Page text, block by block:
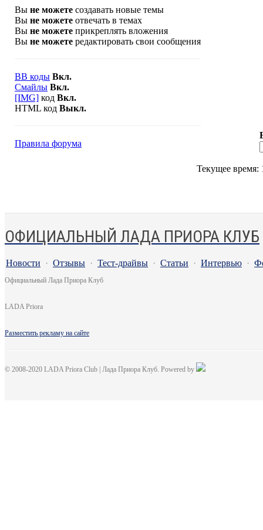
Вы не можете создавать новые темы
Вы не можете отвечать в темах
Вы не можете прикреплять вложения
Вы не можете редактировать свои сообщения
BB коды Вкл.
Смайлы Вкл.
[IMG] код Вкл.
HTML код Выкл.
Правила форума
Текущее время:
ОФИЦИАЛЬНЫЙ ЛАДА ПРИОРА КЛУБ
Новости · Отзывы · Тест-драйвы · Статьи · Интервью ·
Официальный Лада Приора Клуб
LADA Priora
Разместить рекламу на сайте
© 2008-2020 LADA Priora Club | Лада Приора Клуб. Powered by